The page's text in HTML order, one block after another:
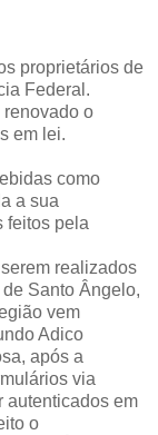
proprietários de
Federal.
renovado o
em lei.
como
a sua
feitos pela
realizados
Santo Ângelo,
vem
Adico
após a
via
autenticados em
o